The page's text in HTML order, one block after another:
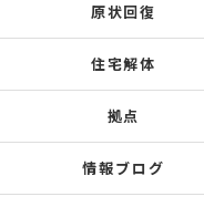
原状回復
住宅解体
拠点
情報ブログ